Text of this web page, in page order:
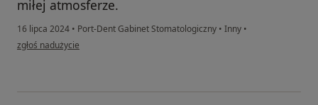
miłej atmosferze.
16 lipca 2024 • Port-Dent Gabinet Stomatologiczny • Inny •
w opinii użytkownika Aneta
zgłoś nadużycie